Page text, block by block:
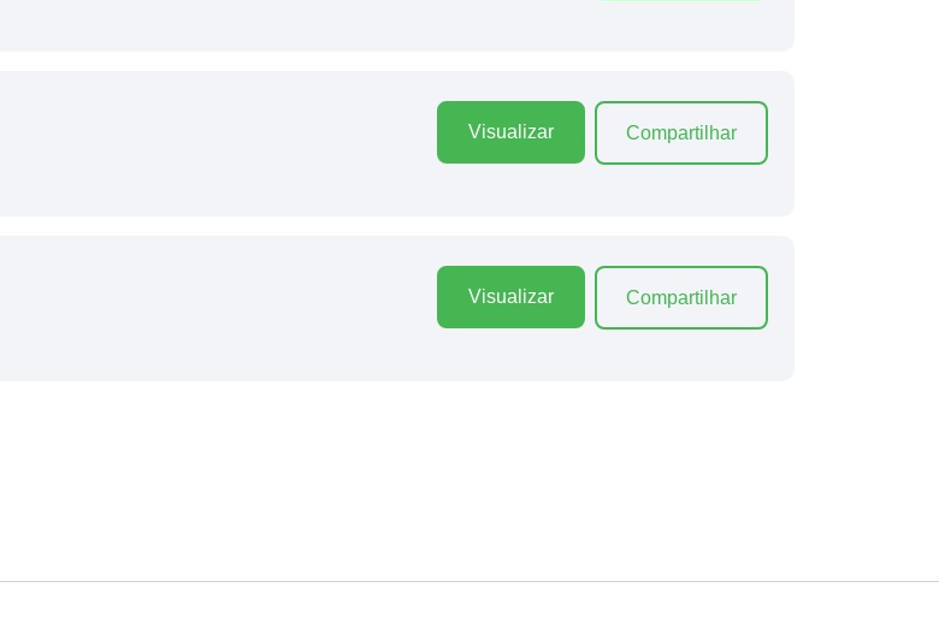
Visualizar Compartilhar
Visualizar Compartilhar